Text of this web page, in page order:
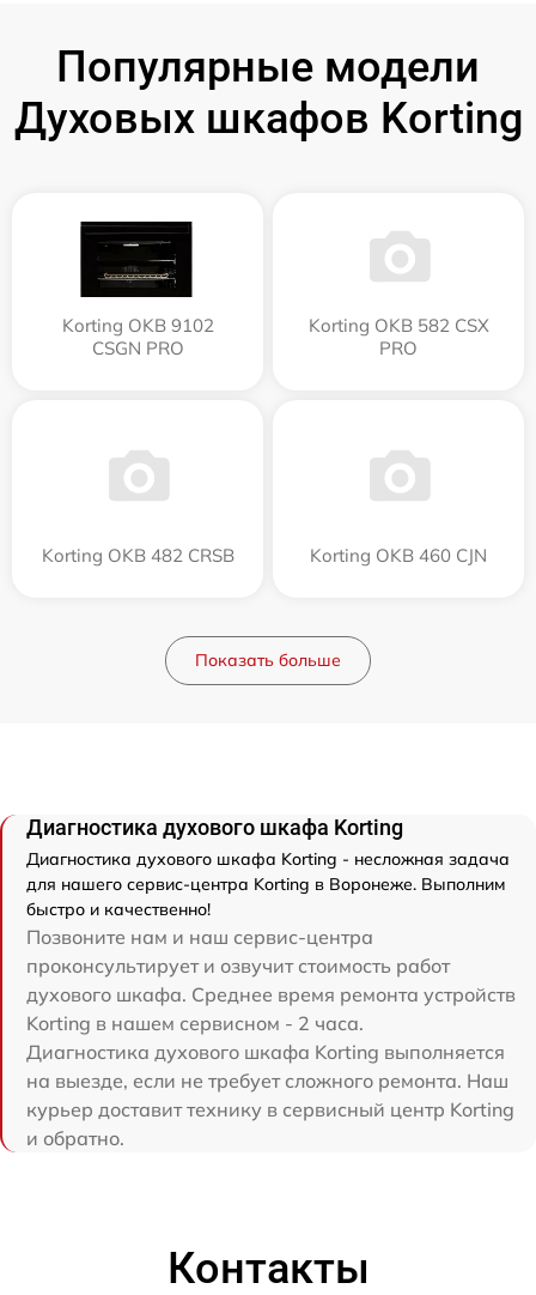
Популярные модели
Духовых шкафов Korting
Korting OKB 9102
CSGN PRO
Korting OKB 582 CSX
PRO
Korting OKB 482 CRSB Korting OKB 460 CJN
Показать больше
Диагностика духового шкафа Korting
Диагностика духового шкафа Korting - несложная задача
для нашего сервис-центра Korting в Воронеже. Выполним
быстро и качественно!
Позвоните нам и наш сервис-центра
проконсультирует и озвучит стоимость работ
духового шкафа. Среднее время ремонта устройств
Korting в нашем сервисном - 2 часа.
Диагностика духового шкафа Korting выполняется
на выезде, если не требует сложного ремонта. Наш
курьер доставит технику в сервисный центр Korting
и обратно.
Контакты